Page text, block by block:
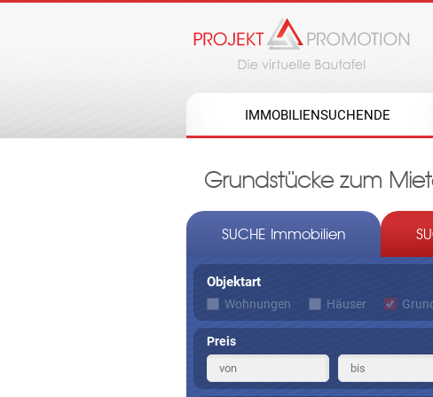
IMMOBILIENSUCHENDE
Grundstücke zum
SUCHE Immobilien
Objektart
Wohnungen Häuser
Preis